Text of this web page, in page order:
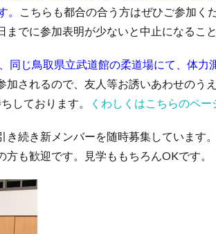
こちらも都合の合う方はぜひご参加く
でに参加表明が少ないと中止になること
同じ鳥取県立武道館の柔道場にて、体力
加されるので、友人等お誘いあわせのう
しております。
くわしくはこちらのペー
き続き新メンバーを随時募集しています
も歓迎です。見学ももちろんOKです。